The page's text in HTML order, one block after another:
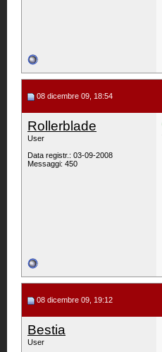
08 dicembre 09, 18:54
Rollerblade
User
Data registr.: 03-09-2008
Messaggi: 450
08 dicembre 09, 19:12
Bestia
User